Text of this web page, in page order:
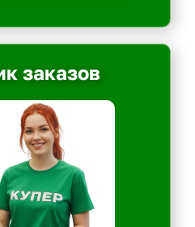
заказов